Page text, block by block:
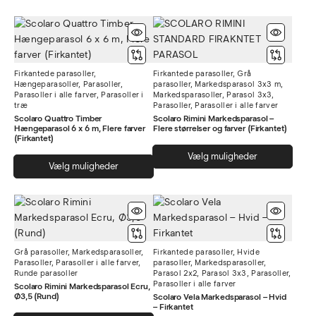
har
flere
varianter.
Mulighederne
kan
vælges
på
varesiden
Firkantede parasoller,
Hængeparasoller, Parasoller,
Parasoller i alle farver, Parasoller i
træ
Scolaro Quattro Timber
Hængeparasol 6 x 6 m, Flere farver
(Firkantet)
Vælg muligheder
vare
har
flere
varianter.
Mulighederne
kan
vælges
på
varesiden
Firkantede parasoller, Grå
parasoller, Markedsparasol 3x3 m,
Markedsparasoller, Parasol 3x3,
Parasoller, Parasoller i alle farver
Scolaro Rimini Markedsparasol –
Flere størrelser og farver (Firkantet)
Vælg muligheder
vare
Grå parasoller, Markedsparasoller,
Parasoller, Parasoller i alle farver,
Runde parasoller
Scolaro Rimini Markedsparasol Ecru,
Ø3,5 (Rund)
Firkantede parasoller, Hvide
parasoller, Markedsparasoller,
Parasol 2x2, Parasol 3x3 , Parasoller,
Parasoller i alle farver
Scolaro Vela Markedsparasol – Hvid
– Firkantet